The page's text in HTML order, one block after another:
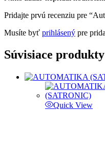
Pridajte prvú recenziu pre
Musíte byť prihlásený pre
Súvisiace produkty
Quick View